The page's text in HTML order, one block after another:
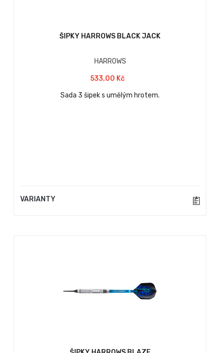
ŠIPKY HARROWS BLACK JACK
HARROWS
533,00 Kč
Sada 3 šipek s umělým hrotem.
VARIANTY